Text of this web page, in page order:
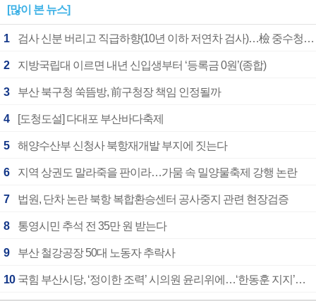
[많이 본 뉴스]
1 검사 신분 버리고 직급하향(10년 이하 저연차 검사)…檢 중수청행 기피
2 지방국립대 이르면 내년 신입생부터 ‘등록금 0원’(종합)
3 부산 북구청 쑥뜸방, 前구청장 책임 인정될까
4 [도청도설] 다대포 부산바다축제
5 해양수산부 신청사 북항재개발 부지에 짓는다
6 지역 상권도 말라죽을 판이라…가뭄 속 밀양물축제 강행 논란
7 법원, 단차 논란 북항 복합환승센터 공사중지 관련 현장검증
8 통영시민 추석 전 35만 원 받는다
9 부산 철강공장 50대 노동자 추락사
10 국힘 부산시당, ‘정이한 조력’ 시의원 윤리위에…‘한동훈 지지’도 신고접수